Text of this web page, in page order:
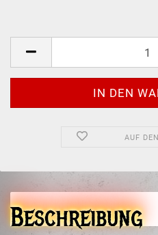
AUF
Beschreibung